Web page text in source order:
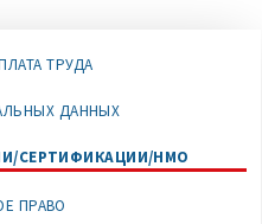
ТРУДА
ДАННЫХ
СЕРТИФИКАЦИИ/НМО
ПРАВО